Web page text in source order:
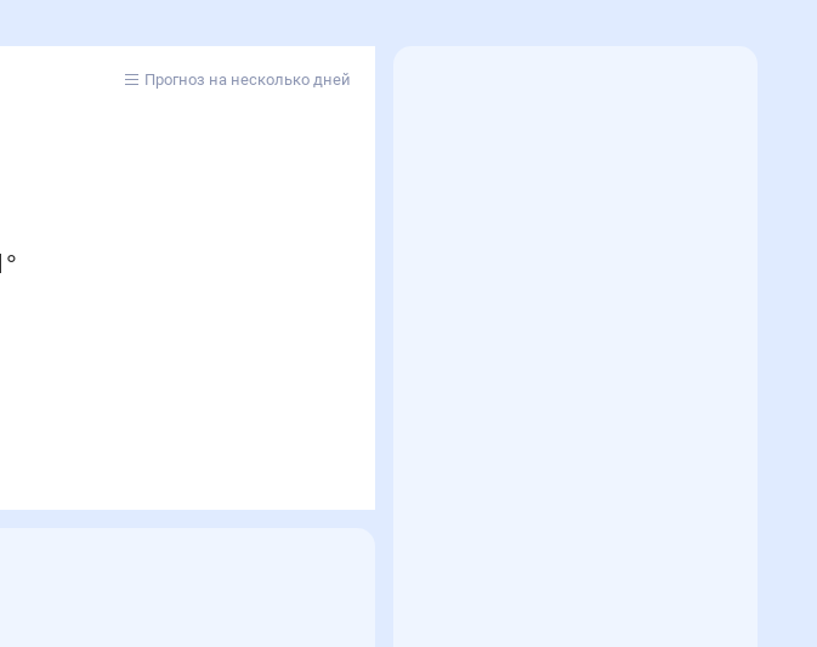
Прогноз на несколько дней
°